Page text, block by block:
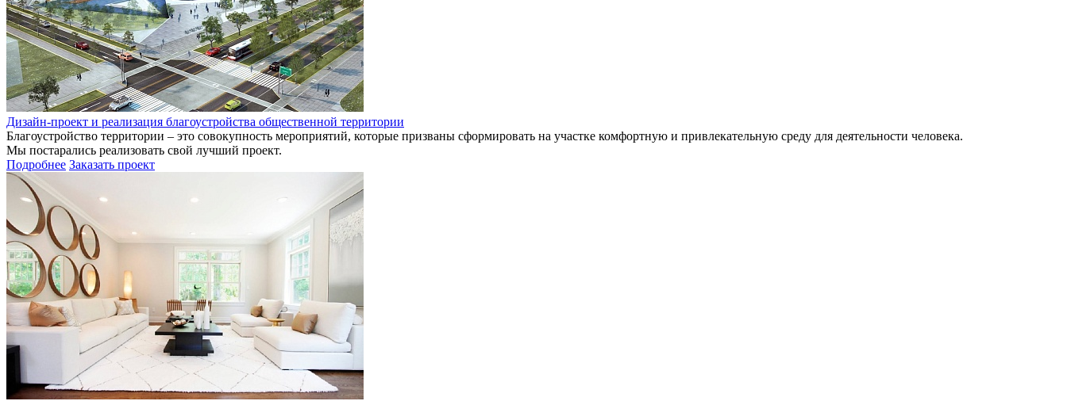
Дизайн-проект и реализация благоустройства общественной территории
Благоустройство территории – это совокупность мероприятий, которые призваны сформировать на участке комфортную и привлекательную среду для деятельности человека.
Мы постарались реализовать свой лучший проект.
Подробнее Заказать проект